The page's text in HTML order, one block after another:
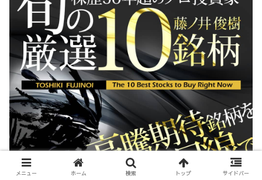
メニュー ホーム 検索 トップ サイドバー